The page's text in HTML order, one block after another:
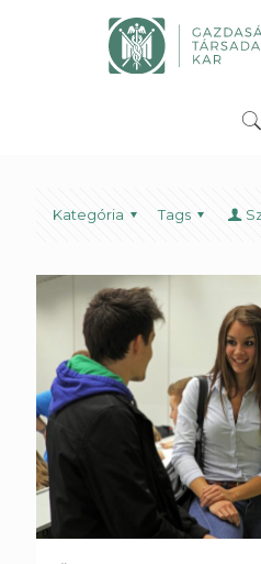
Kategória Tags